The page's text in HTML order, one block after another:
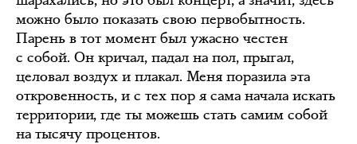
можно было показать свою первобытность.
Парень в тот момент был ужасно честен
с собой. Он кричал, падал на пол, прыгал,
целовал воздух и плакал. Меня поразила эта
откровенность, и с тех пор я сама начала искать
территории, где ты можешь стать самим собой
на тысячу процентов.